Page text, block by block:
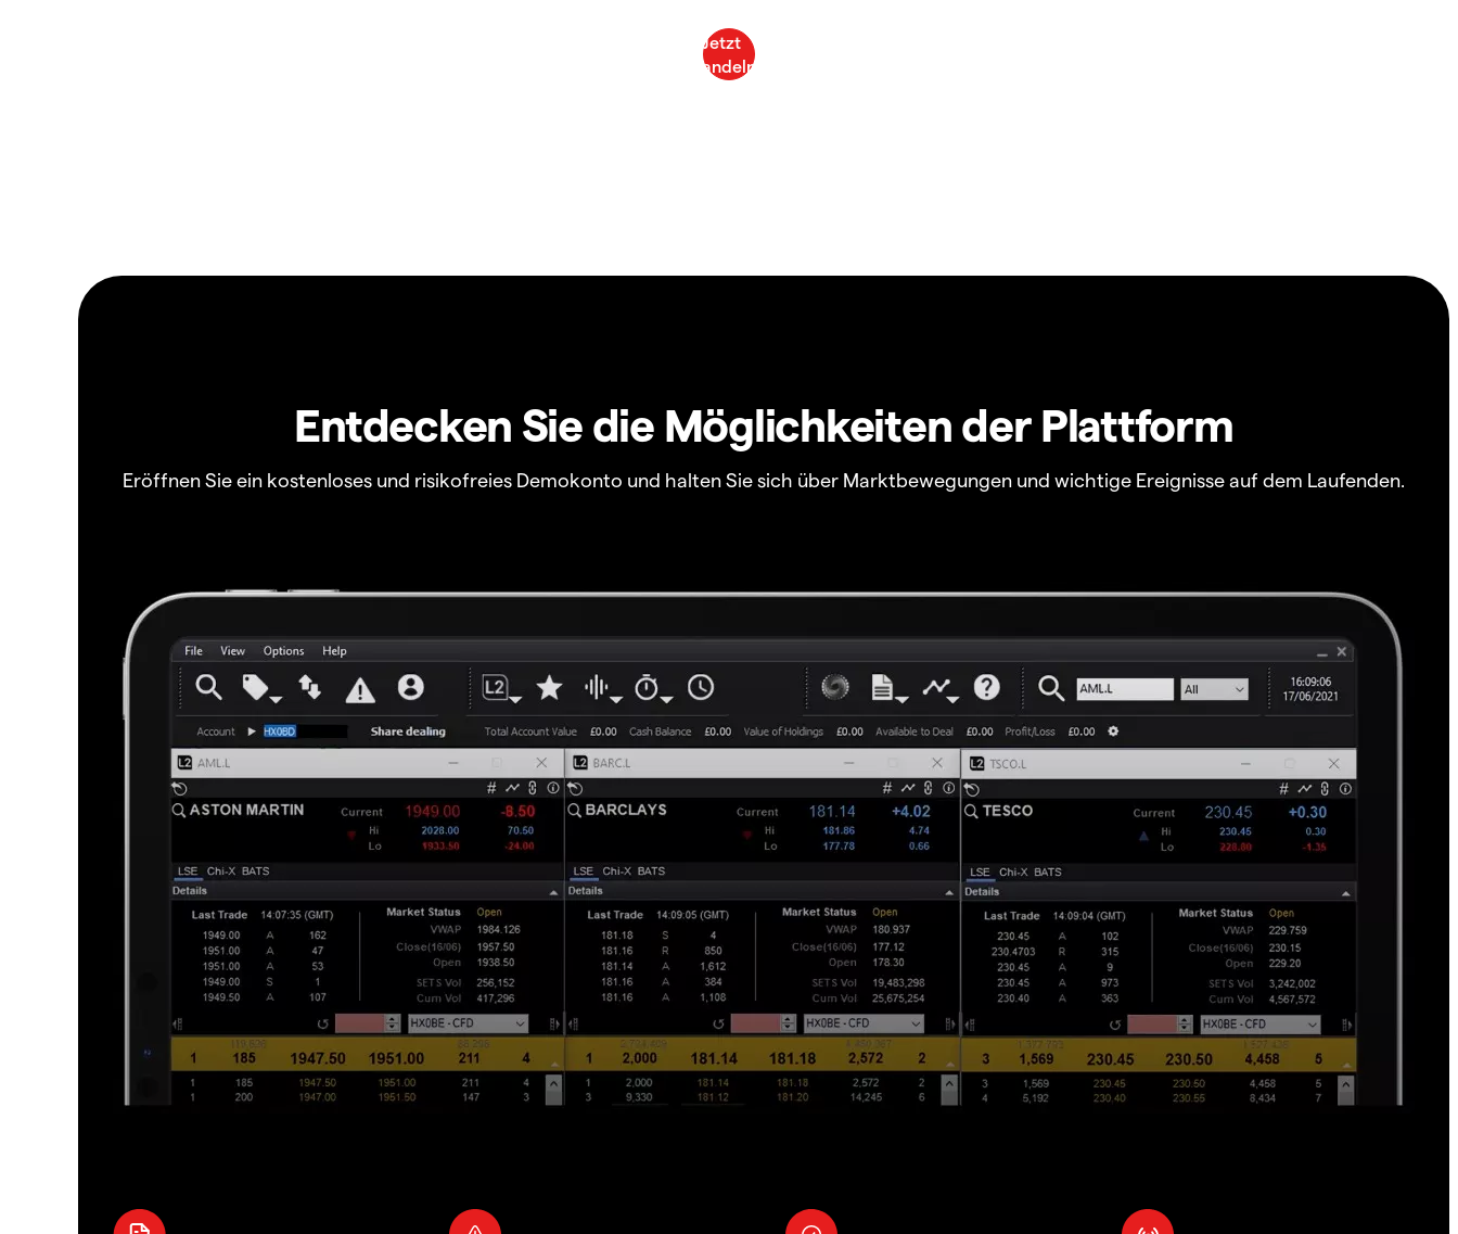
Entdecken Sie die Möglichkeiten der Plattform
Eröffnen Sie ein kostenloses und risikofreies Demokonto und halten Sie sich über Marktbewegungen und wichtige Ereignisse auf dem Laufenden.